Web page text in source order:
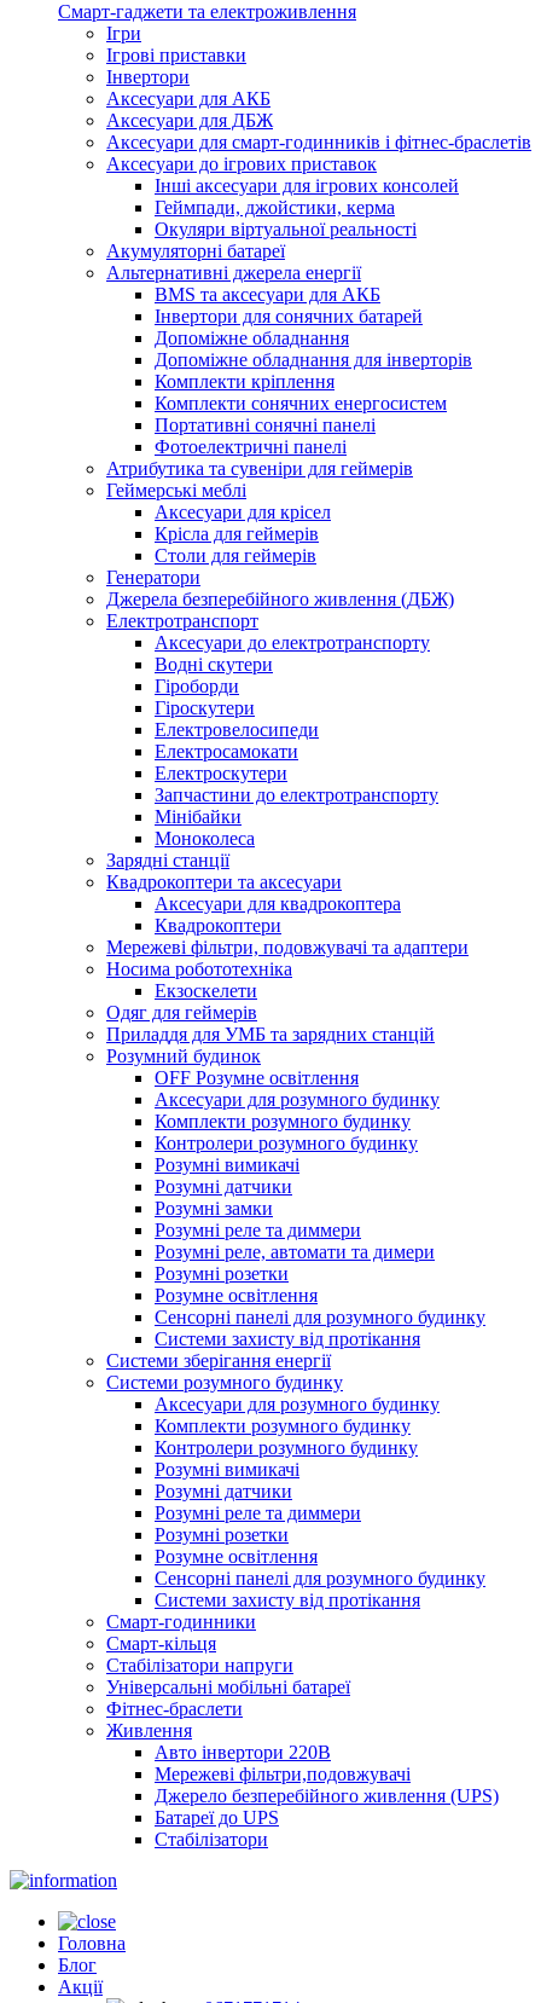
Смарт-гаджети та електроживлення
Ігри
Ігрові приставки
Інвертори
Аксесуари для АКБ
Аксесуари для ДБЖ
Аксесуари для смарт-годинників і фітнес-браслетів
Аксесуари до ігрових приставок
Інші аксесуари для ігрових консолей
Геймпади, джойстики, керма
Окуляри віртуальної реальності
Акумуляторні батареї
Альтернативні джерела енергії
BMS та аксесуари для АКБ
Інвертори для сонячних батарей
Допоміжне обладнання
Допоміжне обладнання для інверторів
Комплекти кріплення
Комплекти сонячних енергосистем
Портативні сонячні панелі
Фотоелектричні панелі
Атрибутика та сувеніри для геймерів
Геймерські меблі
Аксесуари для крісел
Крісла для геймерів
Столи для геймерів
Генератори
Джерела безперебійного живлення (ДБЖ)
Електротранспорт
Аксесуари до електротранспорту
Водні скутери
Гіроборди
Гіроскутери
Електровелосипеди
Електросамокати
Електроскутери
Запчастини до електротранспорту
Мінібайки
Моноколеса
Зарядні станції
Квадрокоптери та аксесуари
Аксесуари для квадрокоптера
Квадрокоптери
Мережеві фільтри, подовжувачі та адаптери
Носима робототехніка
Екзоскелети
Одяг для геймерів
Приладдя для УМБ та зарядних станцій
Розумний будинок
OFF Розумне освітлення
Аксесуари для розумного будинку
Комплекти розумного будинку
Контролери розумного будинку
Розумні вимикачі
Розумні датчики
Розумні замки
Розумні реле та диммери
Розумні реле, автомати та димери
Розумні розетки
Розумне освітлення
Сенсорні панелі для розумного будинку
Системи захисту від протікання
Системи зберігання енергії
Системи розумного будинку
Аксесуари для розумного будинку
Комплекти розумного будинку
Контролери розумного будинку
Розумні вимикачі
Розумні датчики
Розумні реле та диммери
Розумні розетки
Розумне освітлення
Сенсорні панелі для розумного будинку
Системи захисту від протікання
Смарт-годинники
Смарт-кільця
Стабілізатори напруги
Універсальні мобільні батареї
Фітнес-браслети
Живлення
Авто інвертори 220В
Мережеві фільтри,подовжувачі
Джерело безперебійного живлення (UPS)
Батареї до UPS
Стабілізатори
Головна
Блог
Акції